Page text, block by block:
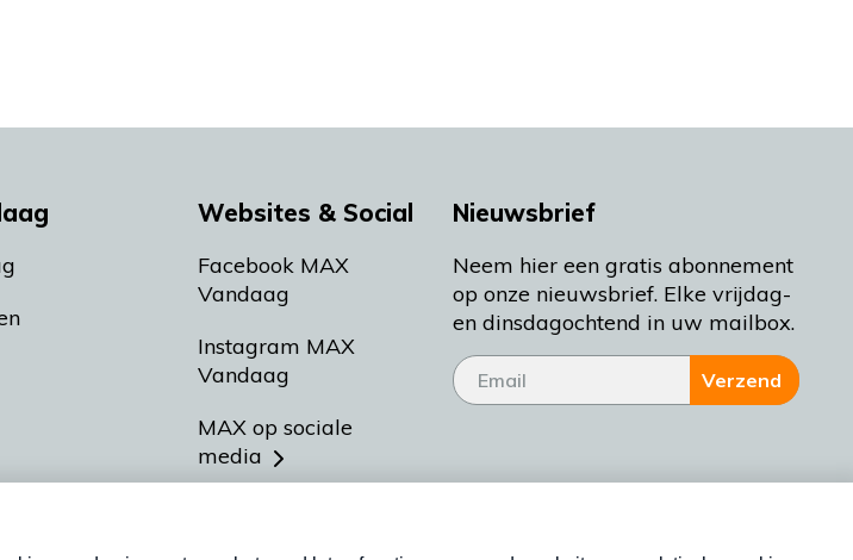
Websites & Social
Facebook MAX
Vandaag
Instagram MAX
Vandaag
MAX op sociale
media
Nieuwsbrief
Neem hier een gratis abonnement
op onze nieuwsbrief. Elke vrijdag-
en dinsdagochtend in uw mailbox.
Verzend